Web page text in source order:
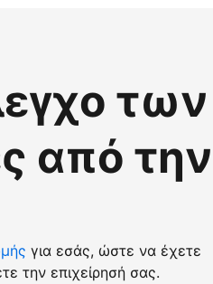
από
για εσάς, ώστε να έχετε
την επιχείρησή σας.